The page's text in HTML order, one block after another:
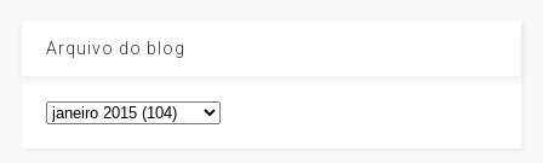
Arquivo do blog